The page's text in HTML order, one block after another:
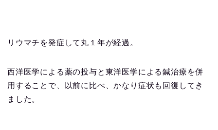
リウマチを発症して丸１年が経過。
西洋医学による薬の投与と東洋医学による鍼治療を併
用することで、以前に比べ、かなり症状も回復してき
ました。